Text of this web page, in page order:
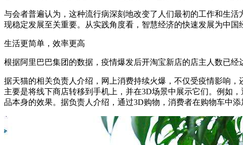
与会者普遍认为，这种流行病深刻地改变了人们最初的工作和生
现稳定发展至关重要。从实践角度看，智慧经济的快速发展为中国
生活更简单，效率更高
根据阿里巴巴集团的数据，疫情爆发后开淘宝新店的店主人数已经
据天猫的相关负责人介绍，网上消费持续火爆，不仅受疫情影响
主要是将线下商店转移到手机上，并在3D场景中展示它们。例如
品本身的效果。据负责人介绍，通过3D购物，消费者在购物车中添